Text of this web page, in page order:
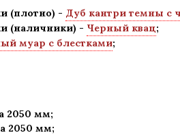
(плотно) - Дуб кантри темны с
(наличники) - Черный квац;
муар с блестками;
2050 мм;
2050 мм;